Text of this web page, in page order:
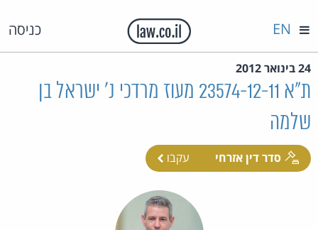
כניסה EN
24 בינואר 2012
ת"א 23574-12-11 מעוז מרדכי נ' ישראל בן
שלמה
סדר דין אזרחי עקבו